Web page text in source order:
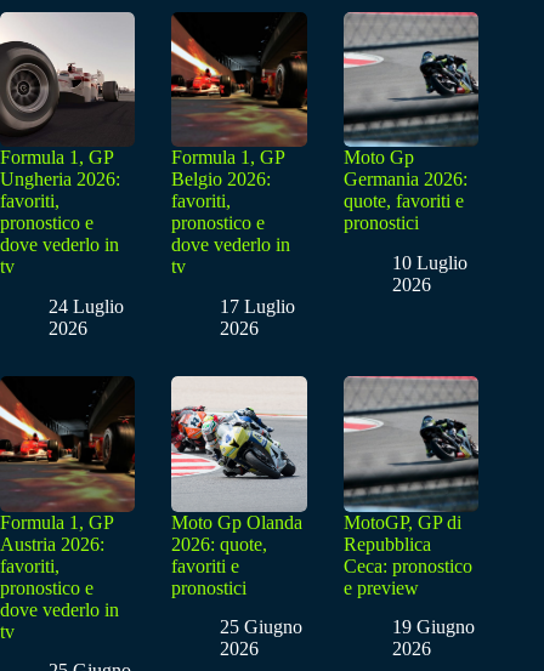
Formula 1, GP
Ungheria 2026:
favoriti,
pronostico e
dove vederlo in
tv
24 Luglio
2026
Formula 1, GP
Belgio 2026:
favoriti,
pronostico e
dove vederlo in
tv
17 Luglio
2026
Moto Gp
Germania 2026:
quote, favoriti e
pronostici
10 Luglio
2026
Formula 1, GP
Austria 2026:
favoriti,
pronostico e
dove vederlo in
tv
Moto Gp Olanda
2026: quote,
favoriti e
pronostici
25 Giugno
2026
MotoGP, GP di
Repubblica
Ceca: pronostico
e preview
19 Giugno
2026